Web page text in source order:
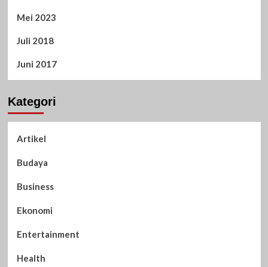
Mei 2023
Juli 2018
Juni 2017
Kategori
Artikel
Budaya
Business
Ekonomi
Entertainment
Health